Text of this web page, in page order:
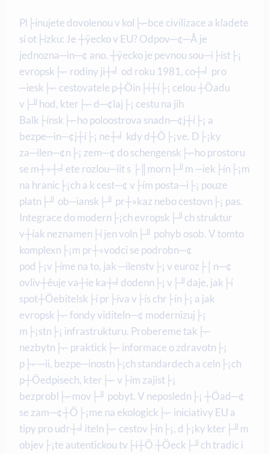
Pl├ínujete dovolenou v kol├⌐bce civilizace a kladete
si ot├ízku: Je ┼ÿecko v EU? Odpov─¢─Å je
jednozna─ìn─¢ ano. ┼ÿecko je pevnou sou─ì├íst├¡
evropsk├⌐ rodiny ji┼╛ od roku 1981, co┼╛ pro
─ìesk├⌐ cestovatele p┼Öin├í┼í├¡ celou ┼Öadu
v├╜hod, kter├⌐ d─¢laj├¡ cestu na jih
Balk├ínsk├⌐ho poloostrova snadn─¢j┼í├¡ a
bezpe─ìn─¢j┼í├¡ ne┼╛ kdy d┼Ö├¡ve. D├¡ky
za─ìlen─¢n├¡ zem─¢ do schengensk├⌐ho prostoru
se m┼»┼╛ete rozlou─ìit s ├║morn├╜m ─ìek├ín├¡m
na hranic├¡ch a k cest─¢ v├ím posta─ì├¡ pouze
platn├╜ ob─ìansk├╜ pr┼»kaz nebo cestovn├¡ pas.
Integrace do modern├¡ch evropsk├╜ch struktur
v┼íak neznamen├í jen voln├╜ pohyb osob. V tomto
komplexn├¡m pr┼»vodci se podrobn─¢
pod├¡v├íme na to, jak ─ìlenstv├¡ v euroz├│n─¢
ovliv┼êuje va┼íe ka┼╛dodenn├¡ v├╜daje, jak├í
spot┼Öebitelsk├í pr├íva v├ís chr├ín├¡ a jak
evropsk├⌐ fondy viditeln─¢ modernizuj├¡
m├¡stn├¡ infrastrukturu. Probereme tak├⌐
nezbytn├⌐ praktick├⌐ informace o zdravotn├¡
p├⌐─ìi, bezpe─ìnostn├¡ch standardech a celn├¡ch
p┼Öedpisech, kter├⌐ v├ím zajist├¡
bezprobl├⌐mov├╜ pobyt. V neposledn├¡ ┼Öad─¢
se zam─¢┼Ö├¡me na ekologick├⌐ iniciativy EU a
tipy pro udr┼╛iteln├⌐ cestov├ín├¡, d├¡ky kter├╜m
objev├¡te autentickou tv├í┼Ö ┼Öeck├╜ch tradic i